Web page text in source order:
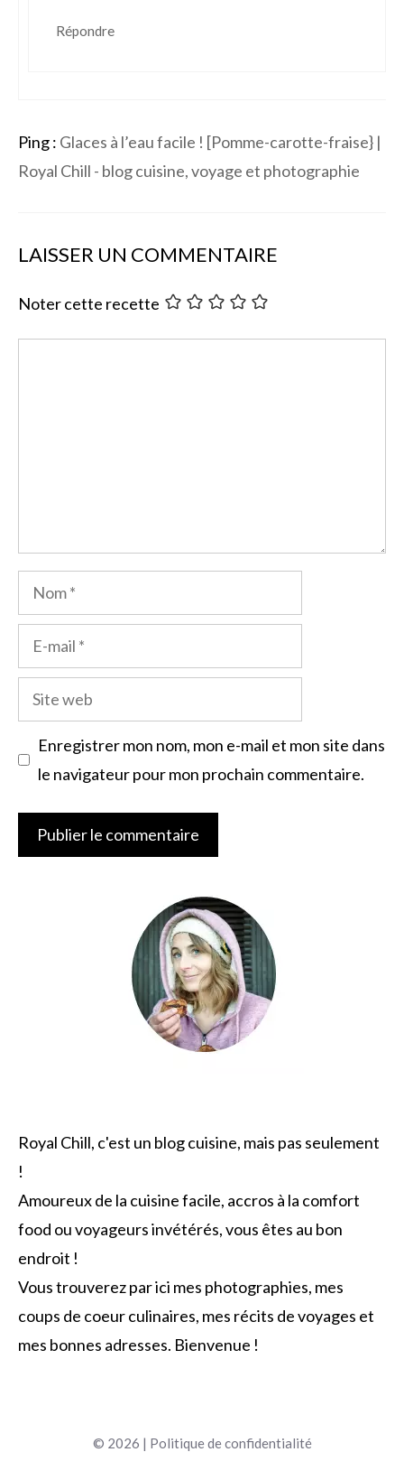
Répondre
Ping : Glaces à l’eau facile ! [Pomme-carotte-fraise} |
Royal Chill - blog cuisine, voyage et photographie
LAISSER UN COMMENTAIRE
Noter cette recette
Nom
mail
Site
web
Enregistrer mon nom, mon e-mail et mon site dans
le navigateur pour mon prochain commentaire.
Royal Chill, c'est un blog cuisine, mais pas seulement
!
Amoureux de la cuisine facile, accros à la comfort
food ou voyageurs invétérés, vous êtes au bon
endroit !
Vous trouverez par ici mes photographies, mes
coups de coeur culinaires, mes récits de voyages et
mes bonnes adresses. Bienvenue !
© 2026 | Politique de confidentialité